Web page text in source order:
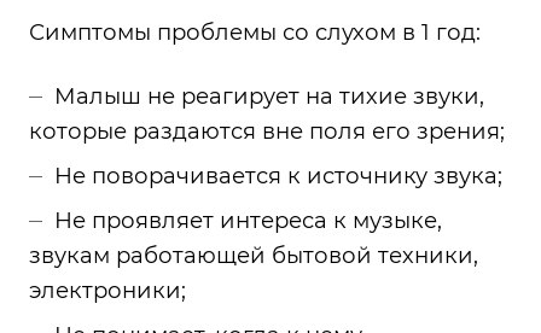
Симптомы проблемы со слухом в 1 год:
Малыш не реагирует на тихие звуки,
которые раздаются вне поля его зрения;
Не поворачивается к источнику звука;
Не проявляет интереса к музыке,
звукам работающей бытовой техники,
электроники;